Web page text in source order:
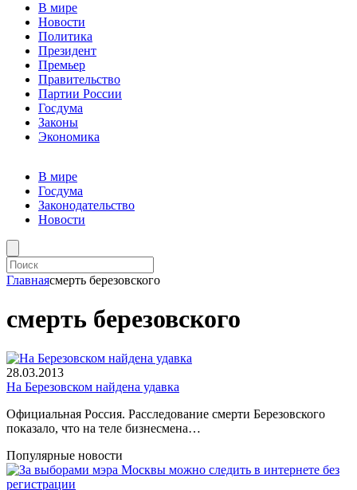
В мире
Новости
Политика
Президент
Премьер
Правительство
Партии России
Госдума
Законы
Экономика
В мире
Госдума
Законодательство
Новости
Главнаясмерть березовского
смерть березовского
28.03.2013
На Березовском найдена удавка
Официальная Россия. Расследование смерти Березовского
показало, что на теле бизнесмена…
Популярные новости